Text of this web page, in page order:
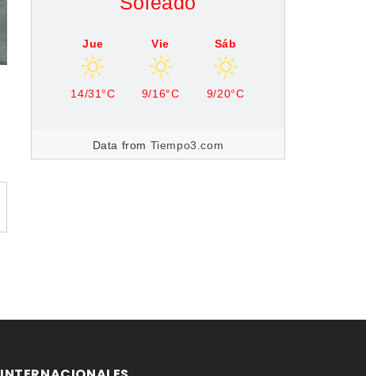
Jue
14/31°C
Vie
9/16°C
Sáb
9/20°C
Data from Tiempo3.com